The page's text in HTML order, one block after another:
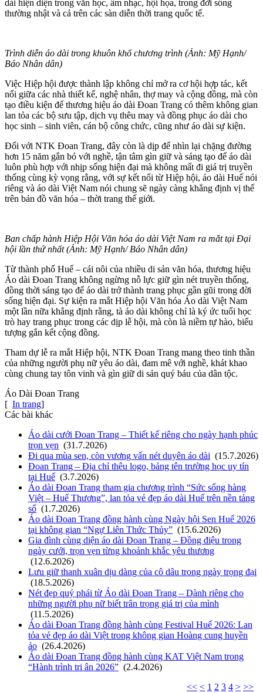
dài hiện diện trong văn học, âm nhạc, hội họa, trong đời sống
thường nhật và cả trên các sàn diễn thời trang quốc tế.
Trình diễn áo dài trong khuôn khổ chương trình (Ảnh: Mỹ Hạnh/
Báo Nhân dân)
Việc Hiệp hội được thành lập không chỉ mở ra cơ hội hợp tác, kết
nối giữa các nhà thiết kế, nghệ nhân, thợ may và cộng đồng, mà còn
tạo điều kiện để thương hiệu áo dài Đoan Trang có thêm không gian
lan tỏa các bộ sưu tập, dịch vụ thêu may và đồng phục áo dài cho
học sinh – sinh viên, cán bộ công chức, cũng như áo dài sự kiện.
Đối với NTK Đoan Trang, đây còn là dịp để nhìn lại chặng đường
hơn 15 năm gắn bó với nghề, tận tâm gìn giữ và sáng tạo để áo dài
luôn phù hợp với nhịp sống hiện đại mà không mất đi giá trị truyền
thống cùng kỳ vọng rằng, với sự kết nối từ Hiệp hội, áo dài Huế nói
riêng và áo dài Việt Nam nói chung sẽ ngày càng khẳng định vị thế
trên bản đồ văn hóa – thời trang thế giới.
Ban chấp hành Hiệp Hội Văn hóa áo dài Việt Nam ra mắt tại Đại
hội lần thứ nhất (Ảnh: Mỹ Hạnh/ Báo Nhân dân)
Từ thành phố Huế – cái nôi của nhiều di sản văn hóa, thương hiệu
Áo dài Đoan Trang không ngừng nỗ lực giữ gìn nét truyền thống,
đồng thời sáng tạo để áo dài trở thành trang phục gần gũi trong đời
sống hiện đại. Sự kiện ra mắt Hiệp hội Văn hóa Áo dài Việt Nam
một lần nữa khẳng định rằng, tà áo dài không chỉ là ký ức tuổi học
trò hay trang phục trong các dịp lễ hội, mà còn là niềm tự hào, biểu
tượng gắn kết cộng đồng.
Tham dự lễ ra mắt Hiệp hội, NTK Đoan Trang mang theo tinh thần
của những người phụ nữ yêu áo dài, đam mê với nghề, khát khao
cùng chung tay tôn vinh và gìn giữ di sản quý báu của dân tộc.
Áo Dài Đoan Trang
[ In trang]
Các bài khác
Áo dài cưới Đoan Trang – Thiết kế riêng cho ngày hạnh phúc
trọn vẹn (31.7.2026)
Đi qua mùa sen, còn vương vấn nét duyên áo dài (15.7.2026)
Đoan Trang – Địa chỉ thêu logo, bảng tên trường học uy tín
tại Huế (3.7.2026)
Áo dài Đoan Trang tham gia chương trình “Sức sống hàng
Việt – Huế Thương”, lan tỏa vẻ đẹp áo dài Huế trên nền tảng
số (1.7.2026)
Áo dài Đoan Trang đồng hành cùng Ngày hội Sen Huế 2026
tại không gian “Ngự Liên Thức Thủy” (15.6.2026)
Gia đình cùng diện áo dài Đoan Trang – Đồng điệu trong
ngày cưới, trọn vẹn từng khoảnh khắc yêu thương
(12.6.2026)
Lưu giữ thanh xuân dịu dàng của cô dâu trong ngày trọng đại
(18.5.2026)
Nét đẹp quý phái từ Áo dài Đoan Trang – Dành riêng cho
những người phụ nữ biết trân trọng giá trị của mình
(11.5.2026)
Áo dài Đoan Trang đồng hành cùng Festival Huế 2026: Lan
tỏa vẻ đẹp áo dài Việt trong không gian Hoàng cung huyền
ảo (26.4.2026)
Áo dài Đoan Trang đồng hành cùng KAT Việt Nam trong
“Hành trình tri ân 2026” (2.4.2026)
<< < 1 2 3 4 > >>